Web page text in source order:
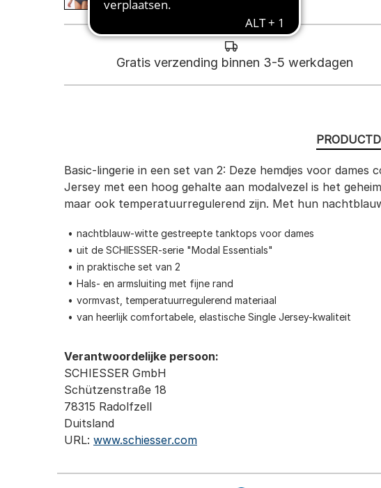
Gratis verzending binnen 3-5 werkdagen
Basic-lingerie in een set van 2: Deze hemdjes voor
Jersey met een hoog gehalte aan modalvezel is het
maar ook temperatuurregulerend zijn. Met hun
nachtblauw-witte gestreepte tanktops voor dames
uit de SCHIESSER-serie "Modal Essentials"
in praktische set van 2
Hals- en armsluiting met fijne rand
vormvast, temperatuurregulerend materiaal
van heerlijk comfortabele, elastische Single Jersey-kwaliteit
Verantwoordelijke persoon:
SCHIESSER GmbH
Schützenstraße 18
78315 Radolfzell
Duitsland
URL: www.schiesser.com